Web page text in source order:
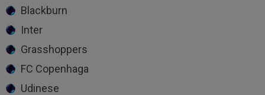
Blackburn
Inter
Grasshoppers
FC Copenhaga
Udinese